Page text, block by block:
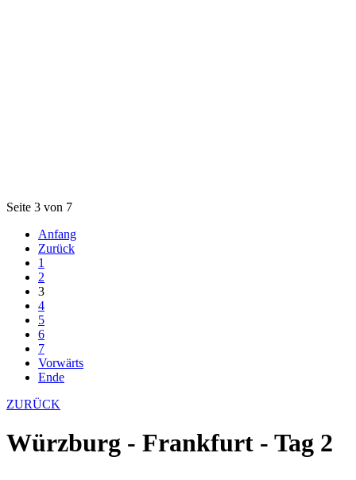
Seite 3 von 7
Anfang
Zurück
1
2
3
4
5
6
7
Vorwärts
Ende
ZURÜCK
Würzburg - Frankfurt - Tag 2